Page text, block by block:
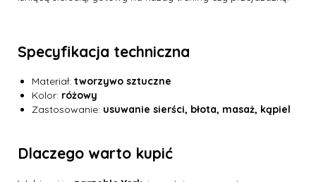
Specyfikacja techniczna
Materiał: tworzywo sztuczne
Kolor: różowy
Zastosowanie: usuwanie sierści, błota, masaż, kąpiel
Dlaczego warto kupić